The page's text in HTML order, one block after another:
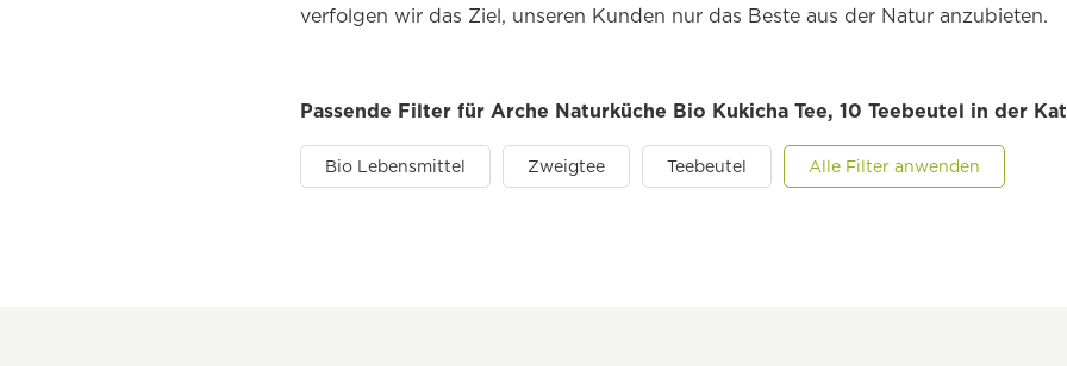
verfolgen wir das Ziel, unseren Kunden nur das Beste aus der Natur anzubieten.
Passende Filter für Arche Naturküche Bio Kukicha Tee, 10 Teebeutel in der
Bio Lebensmittel Zweigtee Teebeutel Alle Filter anwenden